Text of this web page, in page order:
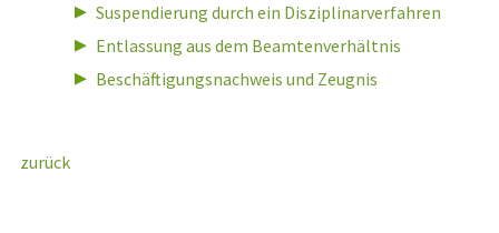
Suspendierung durch ein Disziplinarverfahren
Entlassung aus dem Beamtenverhältnis
Beschäftigungsnachweis und Zeugnis
zurück